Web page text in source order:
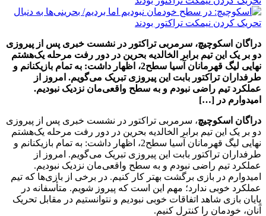
دراگان اسکوچیچ، سرمربی تراکتور در نشست خبری پس از پیروزی
دو بر یک این تیم برابر الخالدیه بحرین در دور رفت مرحله یک‌هشتم
نهایی لیگ قهرمانان آسیا سطح2، اظهار داشت: به تمام بازیکنانم و
طرفداران تراکتور بابت این پیروزی تبریک می‌گویم. امروز از
عملکرد تیم راضی نبودم و به سطح واقعی‌مان نزدیک نبودیم.
امیدوارم در […]
دراگان اسکوچیچ، سرمربی تراکتور در نشست خبری پس از پیروزی
دو بر یک این تیم برابر الخالدیه بحرین در دور رفت مرحله یک‌هشتم
نهایی لیگ قهرمانان آسیا سطح2، اظهار داشت: به تمام بازیکنانم و
طرفداران تراکتور بابت این پیروزی تبریک می‌گویم. امروز از
عملکرد تیم راضی نبودم و به سطح واقعی‌مان نزدیک نبودیم.
امیدوارم در بازی برگشت بهتر کار کنیم. در برخی از بازی‌ها که تیم
عملکرد خوبی ندارد؛ مهم این است که پیروز شویم. متأسفانه در
پایان بازی شاهد اتفاقات خوبی نبودیم و نتوانستیم در مقابل تحریک
آنان، خودمان را کنترل کنیم.